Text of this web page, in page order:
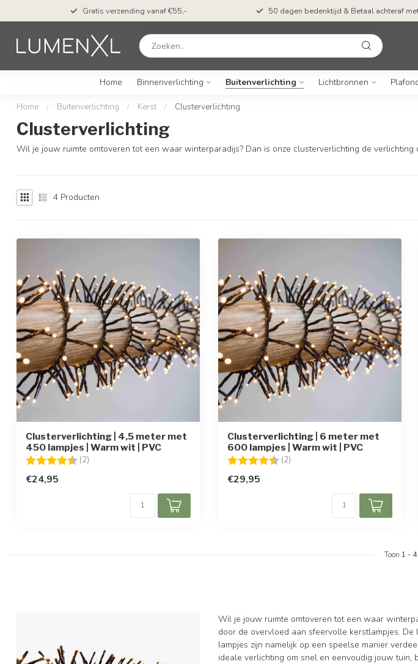
Gratis verzending vanaf €55,- 50 dagen bedenktijd & Betaal achteraf
Home Binnenverlichting Buitenverlichting Lichtbronnen
Home / Buitenverlichting / Kerst / Clusterverlichting
Clusterverlichting
Wil je jouw ruimte omtoveren tot een waar winterparadijs? Dan is onze clusterverlichting de
4 Producten
Clusterverlichting | 4,5 meter met
450 lampjes | Warm wit | PVC
Beoordeling: (2)
€24,95
Clusterverlichting | 6 meter met
600 lampjes | Warm wit | PVC
Beoordeling: (2)
€29,95
Toon 1 - 4
Wil je jouw ruimte omtoveren tot een waar
door de overvloed aan sfeervolle kerstlampjes.
lampjes zijn namelijk op een speelse manier
ideale verlichting om snel en eenvoudig jouw tuin,